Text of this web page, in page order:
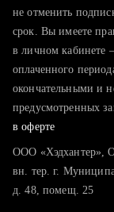
не отменить
срок. Вы имеете
в личном кабинете
оплаченного
окончательными и
предусмотренных
в оферте
ООО «Хэдхантер»,
вн. тер. г.
д. 48, помещ. 25